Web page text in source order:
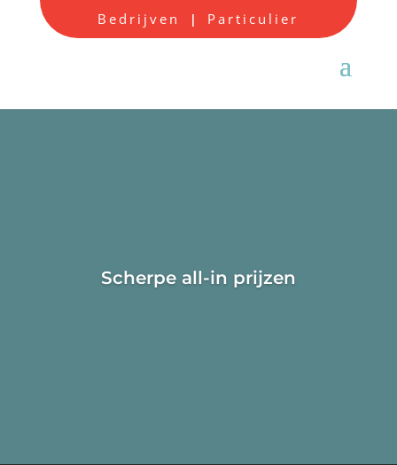
Bedrijven | Particulier
Scherpe all-in prijzen